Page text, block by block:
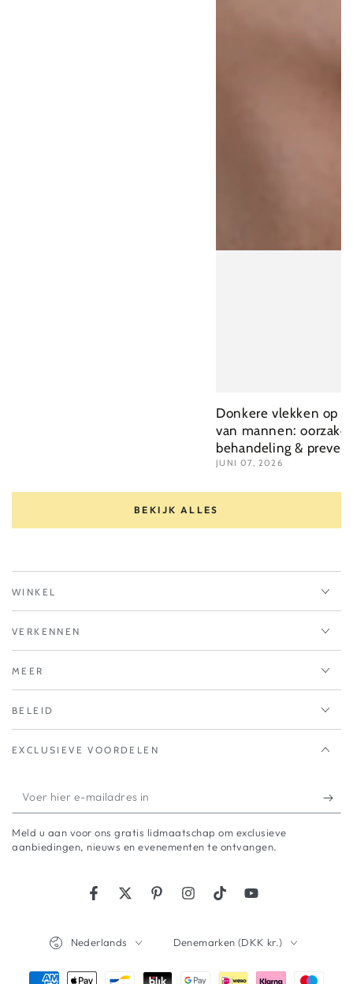
Donkere vlekken op
van mannen:
behandeling &
JUNI 07, 2026
BEKIJK ALLES
WINKEL
VERKENNEN
MEER
BELEID
EXCLUSIEVE VOORDELEN
Voer
hier
e-
Meld u aan voor ons gratis lidmaatschap om exclusieve
aanbiedingen, nieuws en evenementen te ontvangen.
FacebookTwitterPinterestInstagramTikTokYouTube
Nederlands Denemarken (DKK kr.)
Betaalmethoden